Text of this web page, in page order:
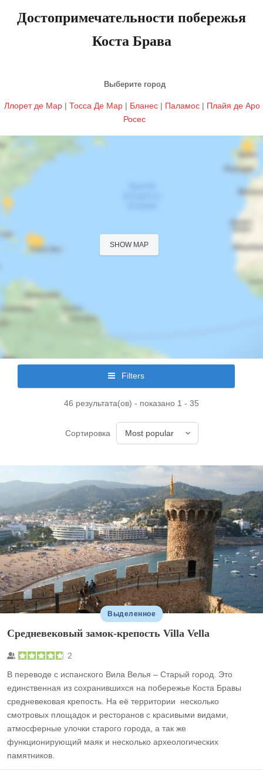
Достопримечательности побережья
Коста Брава
Выберите город
Ллорет де Мар | Тосса Де Мар | Бланес | Паламос | Плайя де Аро
Росес
SHOW MAP
Filters
46 результата(ов) - показано 1 - 35
Сортировка
Выделенное
Средневековый замок-крепость Villa Vella
2
В переводе с испанского Вила Велья – Старый город. Это
единственная из сохранившихся на побережье Коста Бравы
средневековая крепость. На её территории несколько
смотровых площадок и ресторанов с красивыми видами,
атмосферные улочки старого города, а так же
функционирующий маяк и несколько археологических
памятников.